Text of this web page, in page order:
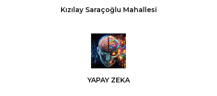
Kızılay Saraçoğlu Mahallesi
YAPAY ZEKA